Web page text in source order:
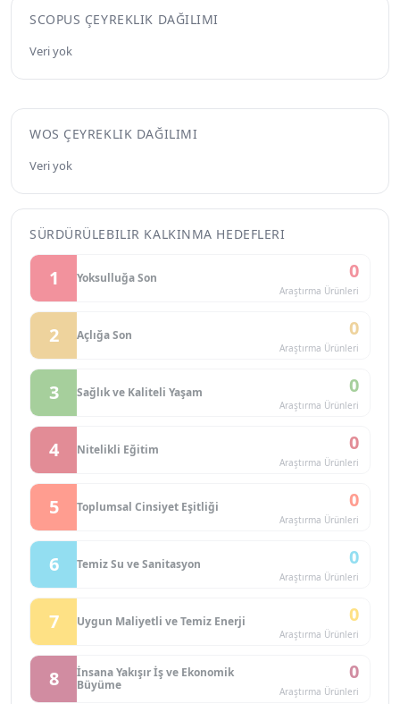
SCOPUS ÇEYREKLIK DAĞILIMI
Veri yok
WOS ÇEYREKLIK DAĞILIMI
Veri yok
SÜRDÜRÜLEBILIR KALKINMA HEDEFLERI
1 Yoksulluğa Son 0
Araştırma Ürünleri
2 Açlığa Son 0
Araştırma Ürünleri
3 Sağlık ve Kaliteli Yaşam 0
Araştırma Ürünleri
4 Nitelikli Eğitim 0
Araştırma Ürünleri
5 Toplumsal Cinsiyet Eşitliği 0
Araştırma Ürünleri
6 Temiz Su ve Sanitasyon 0
Araştırma Ürünleri
7 Uygun Maliyetli ve Temiz Enerji 0
Araştırma Ürünleri
8
İnsana Yakışır İş ve Ekonomik
Büyüme
0
Araştırma Ürünleri